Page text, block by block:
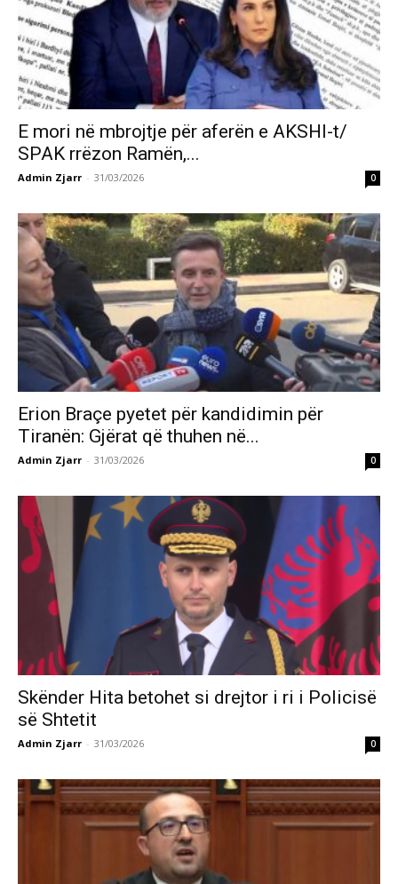
E mori në mbrojtje për aferën e AKSHI-t/
SPAK rrëzon Ramën,...
Admin Zjarr - 31/03/2026 0
Erion Braçe pyetet për kandidimin për
Tiranën: Gjërat që thuhen në...
Admin Zjarr - 31/03/2026 0
Skënder Hita betohet si drejtor i ri i Policisë
së Shtetit
Admin Zjarr - 31/03/2026 0